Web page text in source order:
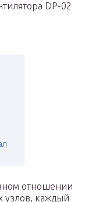
DP-02
отношении
узлов, каждый